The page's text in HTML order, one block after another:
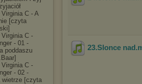
C - A
[czyta
C -
- 01 -
poddaszu
C -
- 02 -
wietrze [czyta
23.Slonce nad